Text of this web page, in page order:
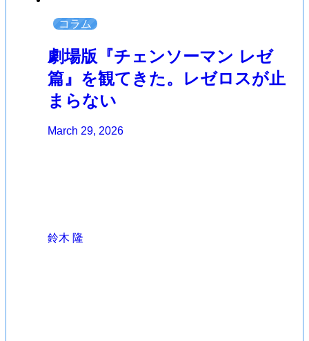
コラム
劇場版『チェンソーマン レゼ
篇』を観てきた。レゼロスが止
まらない
March 29, 2026
鈴木 隆